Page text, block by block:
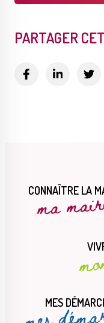
PARTAGER
CONNAÎTRE LA
ma
MES